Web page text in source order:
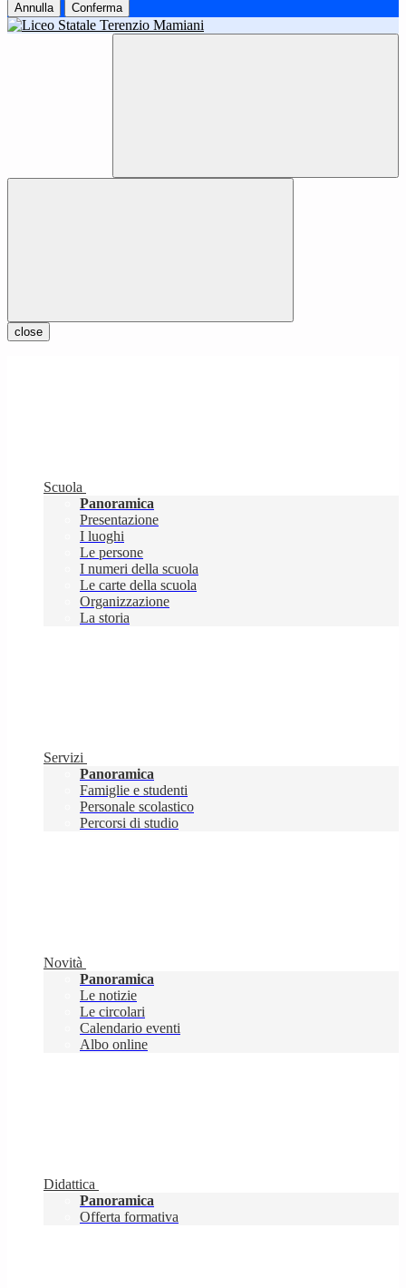
Annulla Conferma
close
Scuola
Panoramica
Presentazione
I luoghi
Le persone
I numeri della scuola
Le carte della scuola
Organizzazione
La storia
Servizi
Panoramica
Famiglie e studenti
Personale scolastico
Percorsi di studio
Novità
Panoramica
Le notizie
Le circolari
Calendario eventi
Albo online
Didattica
Panoramica
Offerta formativa